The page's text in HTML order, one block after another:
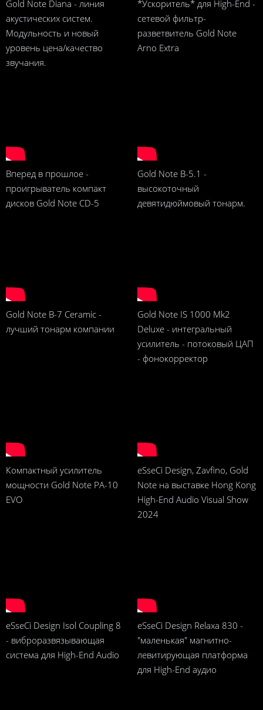
Gold Note Diana - линия
акустических систем.
Модульность и новый
уровень цена/качество
звучания.
*Ускоритель* для High-End -
сетевой фильтр-
разветвитель Gold Note
Arno Extra
Вперед в прошлое -
проигрыватель компакт
дисков Gold Note CD-5
Gold Note B-5.1 -
высокоточный
девятидюймовый тонарм.
Gold Note B-7 Ceramic -
лучший тонарм компании
Gold Note IS 1000 Mk2
Deluxe - интегральный
усилитель - потоковый ЦАП
- фонокорректор
Компактный усилитель
мощности Gold Note PA-10
EVO
eSseCi Design, Zavfino, Gold
Note на выставке Hong Kong
High-End Audio Visual Show
2024
eSseCi Design Isol Coupling 8
- виброразвязывающая
система для High-End Audio
eSseCi Design Relaxa 830 -
"маленькая" магнитно-
левитирующая платформа
для High-End аудио